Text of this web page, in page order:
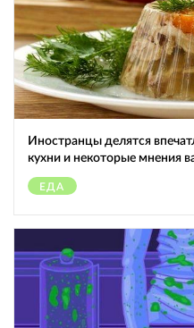
Иностранцы делятся
кухни и некоторые мнения
ЕДА